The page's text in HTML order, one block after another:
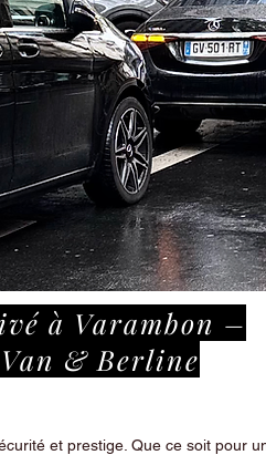
à Varambon –
& Berline
et prestige. Que ce soit pour